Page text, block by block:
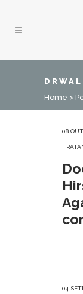
Home >
08
04